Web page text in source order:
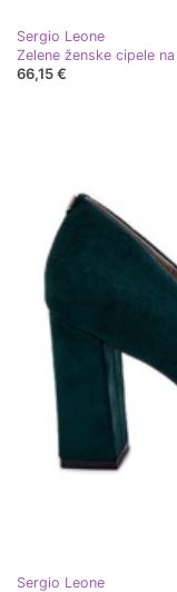
Sergio Leone
Zelene ženske cipele
66,15 €
Sergio Leone